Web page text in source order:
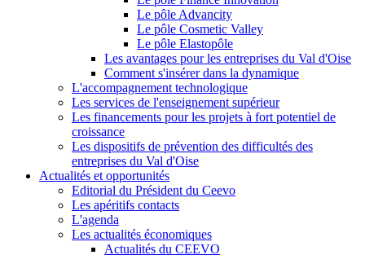
Le pôle Advancity
Le pôle Cosmetic Valley
Le pôle Elastopôle
Les avantages pour les entreprises du Val d'Oise
Comment s'insérer dans la dynamique
L'accompagnement technologique
Les services de l'enseignement supérieur
Les financements pour les projets à fort potentiel de
croissance
Les dispositifs de prévention des difficultés des
entreprises du Val d'Oise
Actualités et opportunités
Editorial du Président du Ceevo
Les apéritifs contacts
L'agenda
Les actualités économiques
Actualités du CEEVO